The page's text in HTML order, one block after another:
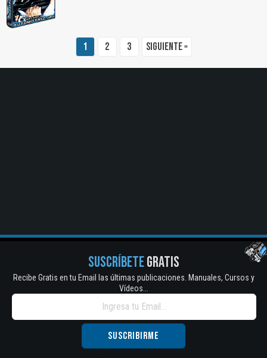
1 2 3 Siguiente »
SUSCRÍBETEGRATIS
Recibe Gratis en tu Email las últimas publicaciones. Manuales, Cursos y
Vídeos...